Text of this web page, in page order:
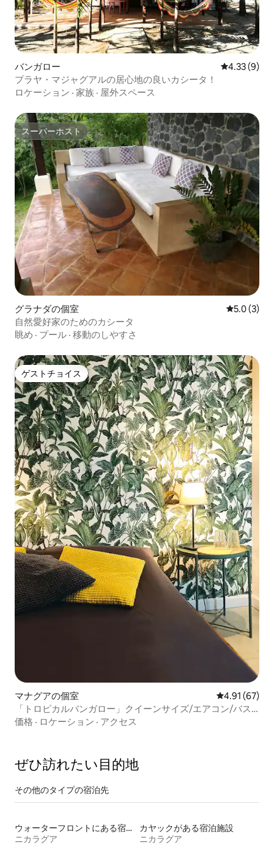
バンガロー レビュー9
4.33 (9)
プラヤ・マジャグアルの居心地の良いカシータ！
ロケーション · 家族 · 屋外スペース
スーパーホスト
スーパーホスト
グラナダの個室 レビュー3
5.0 (3)
自然愛好家のためのカシータ
眺め · プール · 移動のしやすさ
ゲストチョイス
ゲストチョイス
マナグアの個室 レビュー67
4.91 (67)
「トロピカルバンガロー」クイーンサイズ/エアコン/バス/
専用テラス
価格 · ロケーション · アクセス
ぜひ訪⁠れ⁠た⁠い目⁠的⁠地
その他のタ⁠イ⁠プ⁠の宿⁠泊⁠先
ウォーターフロントにある宿泊施設
ニカラグア
カヤックがある宿泊施設
ニカラグア